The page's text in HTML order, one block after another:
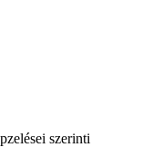
szerinti